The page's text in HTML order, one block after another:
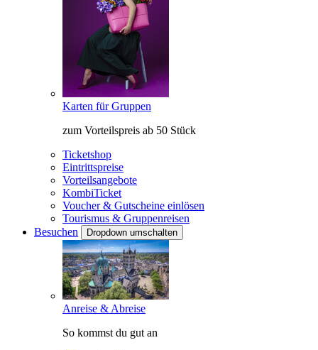
Karten für Gruppen
zum Vorteilspreis ab 50 Stück
Ticketshop
Eintrittspreise
Vorteilsangebote
KombiTicket
Voucher & Gutscheine einlösen
Tourismus & Gruppenreisen
Besuchen
Dropdown umschalten
Anreise & Abreise
So kommst du gut an